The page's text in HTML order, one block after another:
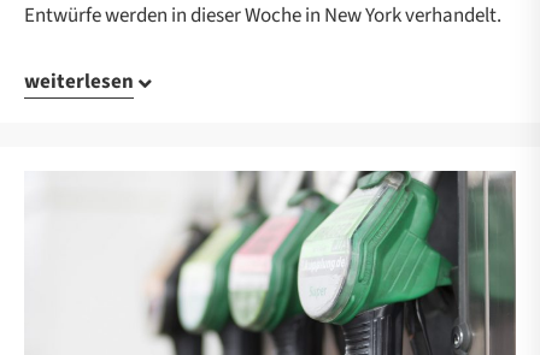
Entwürfe werden in dieser Woche in New York verhandelt.
weiterlesen